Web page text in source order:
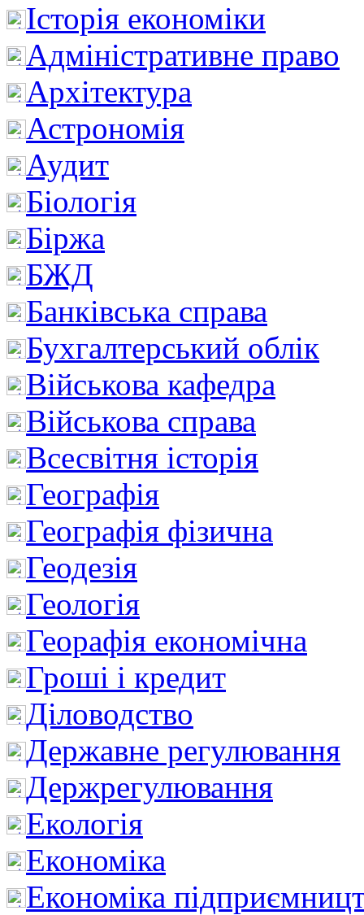
Історія економіки
Адміністративне право
Архітектура
Астрономія
Аудит
Біологія
Біржа
БЖД
Банківська справа
Бухгалтерський облік
Військова кафедра
Військова справа
Всесвітня історія
Географія
Географія фізична
Геодезія
Геологія
Георафія економічна
Гроші і кредит
Діловодство
Державне регулювання
Держрегулювання
Екологія
Економіка
Економіка